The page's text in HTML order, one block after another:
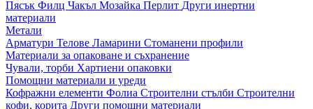
Пясък Филц Чакъл Мозайкa Перлит Други инертни
материали
Метали
Арматури Телове Ламарини Стоманени профили
Материали за опаковане и съхранение
Чували, торби Хартиени опаковки
Помощни материали и уреди
Кофражни елементи Фолиа Строителни стълби Строителни
кофи, корита Други помощни материали